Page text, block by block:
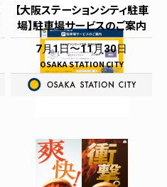
【大阪ステーションシティ駐車
場】駐車場サービスのご案内
7月1日 11月30日
OSAKA STATION CITY